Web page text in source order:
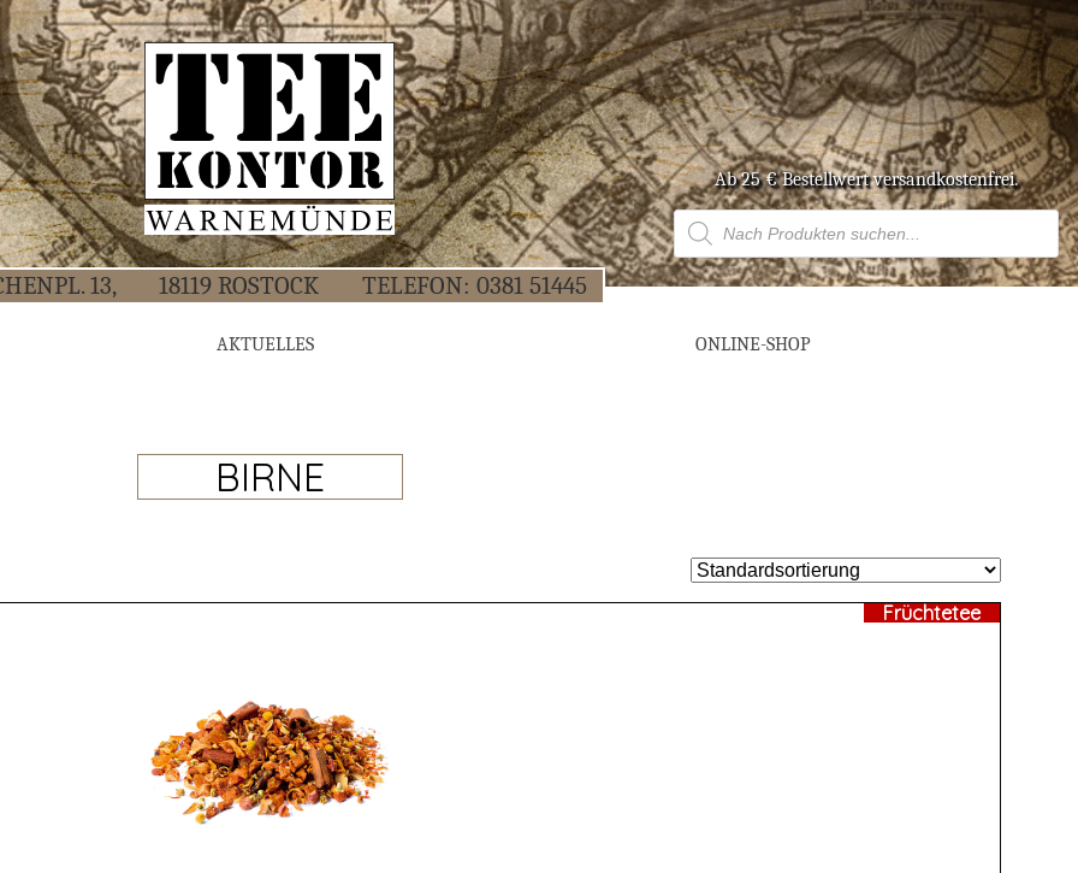
Ab 25 € Bestell­wert versandkostenfrei.
Products
search
13, 18119 ROS­TOCK TELE­FON:0381 51445
AKTU­EL­LES ONLINE-SHOP
BIRNE
Früchtetee